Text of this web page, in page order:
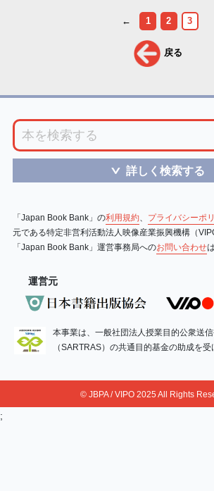
← 1 2 3
戻る
＞ 詳しく検索する
「Japan Book Bank」の利用規約、 プライバシーポ
元である特定非営利活動法人映像産業振興機構（
「Japan Book Bank」運営事務局へのお問い合わせ
運営元
本事業は、一般社団法人授業目的公衆送
（SARTRAS）の共通目的基金の助成を受
© JBPA / VIPO 2025 All Rights
;